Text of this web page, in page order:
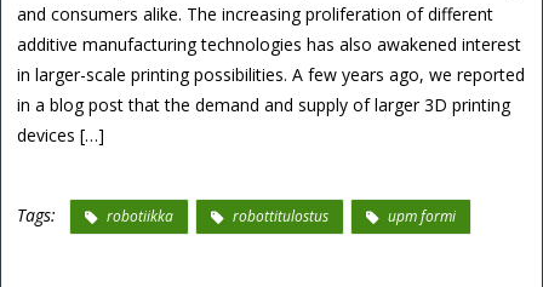
and consumers alike. The increasing proliferation of different
additive manufacturing technologies has also awakened interest
in larger-scale printing possibilities. A few years ago, we reported
in a blog post that the demand and supply of larger 3D printing
devices […]
Tags: robotiikka robottitulostus upm formi